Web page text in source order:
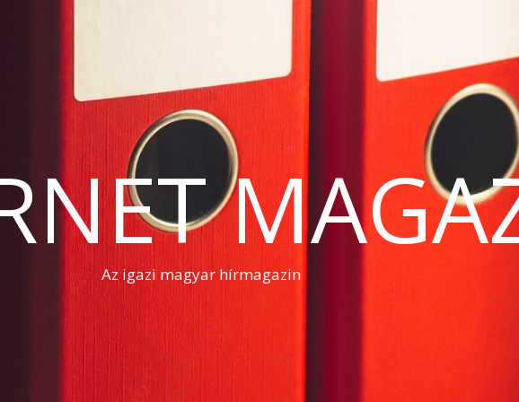
Az igazi magyar hírmagazin